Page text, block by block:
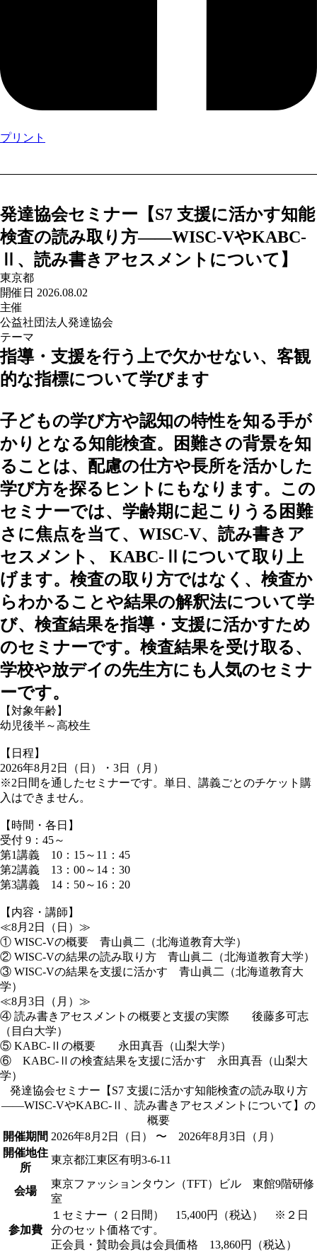
プリント
発達協会セミナー【S7 支援に活かす知能
検査の読み取り方――WISC-VやKABC-
Ⅱ、読み書きアセスメントについて】
東京都
開催日 2026.08.02
主催
公益社団法人発達協会
テーマ
指導・支援を行う上で欠かせない、客観
的な指標について学びます
子どもの学び方や認知の特性を知る手が
かりとなる知能検査。困難さの背景を知
ることは、配慮の仕方や長所を活かした
学び方を探るヒントにもなります。この
セミナーでは、学齢期に起こりうる困難
さに焦点を当て、WISC-V、読み書きア
セスメント、 KABC-Ⅱについて取り上
げます。検査の取り方ではなく、検査か
らわかることや結果の解釈法について学
び、検査結果を指導・支援に活かすため
のセミナーです。検査結果を受け取る、
学校や放デイの先生方にも人気のセミナ
ーです。
【対象年齢】
幼児後半～高校生
【日程】
2026年8月2日（日）・3日（月）
※2日間を通したセミナーです。単日、講義ごとのチケット購
入はできません。
【時間・各日】
受付 9：45～
第1講義 10：15～11：45
第2講義 13：00～14：30
第3講義 14：50～16：20
【内容・講師】
≪8月2日（日）≫
① WISC-Vの概要 青山眞二（北海道教育大学）
② WISC-Vの結果の読み取り方 青山眞二（北海道教育大学）
③ WISC-Vの結果を支援に活かす 青山眞二（北海道教育大
学）
≪8月3日（月）≫
④ 読み書きアセスメントの概要と支援の実際 後藤多可志
（目白大学）
⑤ KABC-Ⅱの概要 永田真吾（山梨大学）
⑥ KABC-Ⅱの検査結果を支援に活かす 永田真吾（山梨大
学）
発達協会セミナー【S7 支援に活かす知能検査の読み取り方
――WISC-VやKABC-Ⅱ、読み書きアセスメントについて】の
概要
開催期間 2026年8月2日（日）
〜 2026年8月3日（月）
開催地住
所
東京都江東区有明3-6-11
会場
東京ファッションタウン（TFT）ビル 東館9階研修
室
参加費
１セミナー（２日間） 15,400円（税込） ※２日
分のセット価格です。
正会員・賛助会員は会員価格 13,860円（税込）